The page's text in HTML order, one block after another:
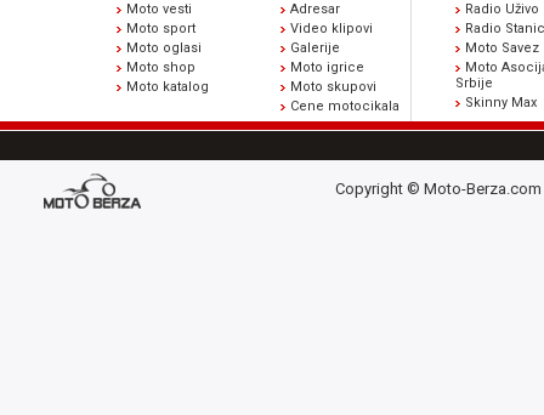
Moto vesti
Moto sport
Moto oglasi
Moto shop
Moto katalog
Adresar
Video klipovi
Galerije
Moto igrice
Moto skupovi
Cene motocikala
Radio Uživo
Radio
Moto Savez
Moto
Srbije
Skinny Max
Copyright © Moto-Berza.com